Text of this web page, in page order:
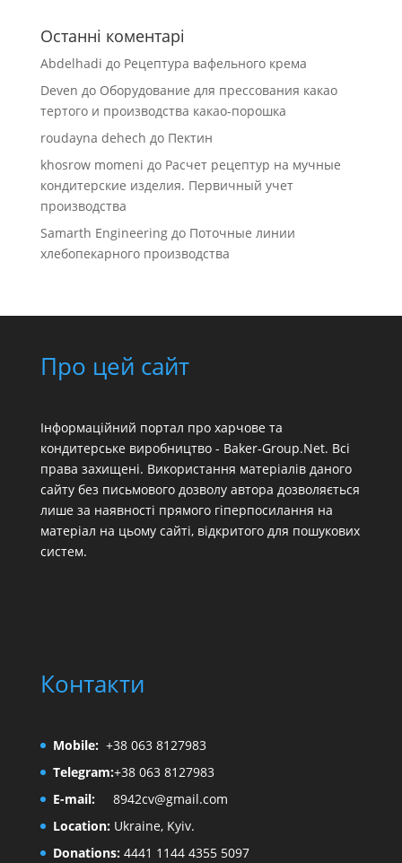
Останні коментарі
Abdelhadi до Рецептура вафельного крема
Deven до Оборудование для прессования какао
тертого и производства какао-порошка
roudayna dehech до Пектин
khosrow momeni до Расчет рецептур на мучные
кондитерские изделия. Первичный учет
производства
Samarth Engineeringдо Поточные линии
хлебопекарного производства
Про цей сайт
Інформаційний портал про харчове та
кондитерське виробництво - Baker-Group.Net. Всі
права захищені. Використання матеріалів даного
сайту без письмового дозволу автора дозволяється
лише за наявності прямого гіперпосилання на
матеріал на цьому сайті, відкритого для пошукових
систем.
Контакти
Mobile: +38 063 8127983
Telegram:+38 063 8127983
E-mail:
8942cv@gmail.com
Location:Ukraine, Kyiv.
Donations:4441 1144 4355 5097